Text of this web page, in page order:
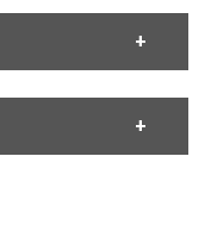
グ:Pf協奏
:交響変奏
:交響的協
スケルツォ